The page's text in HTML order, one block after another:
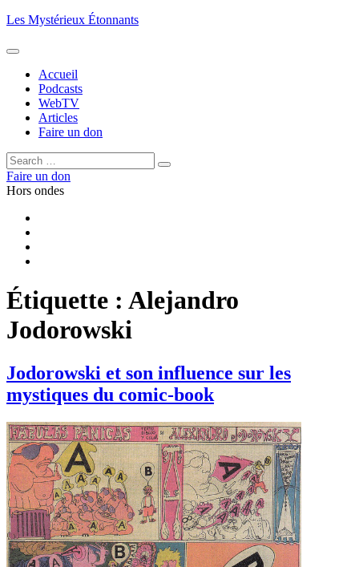
Aller
contenu
Les Mystérieux Étonnants
Accueil
Podcasts
WebTV
Articles
Faire un don
Rechercher :
Rechercher
Faire un don
Hors ondes
Étiquette : Alejandro
Jodorowski
Jodorowski et son influence sur les
mystiques du comic-book